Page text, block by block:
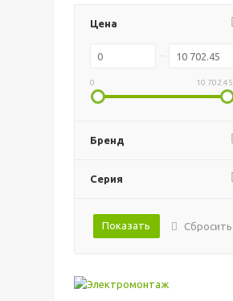
Цена
0 10 702.45
Бренд
Серия
Показать Сбросить